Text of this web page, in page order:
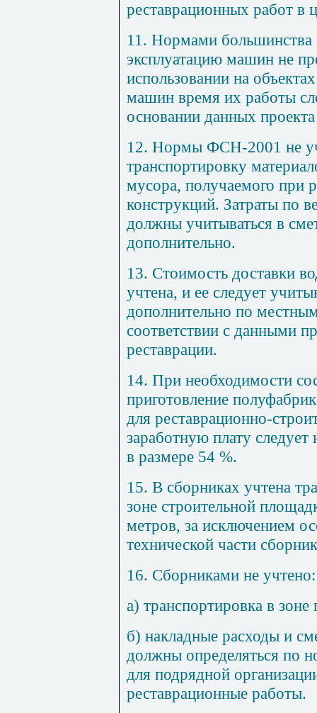
реставрационных работ в
11. Нормами большинства
эксплуатацию машин не
использовании на
машин время их работы
основании данных
12. Нормы ФСН-2001 не
транспортировку
мусора, получаемого при
конструкций. Затраты по
должны учитываться в
дополнительно.
1 3. Стоимость доставки
учтена, и ее следует
дополнительно по
соответствии с данными
реставрации.
14. При необходимости
приготовление
для реставрационно-строи
заработную плату
в размере 54 %.
15. В сборниках учтена
зоне строительной
метров, за исключением
технической части
16. Сборниками не учтено:
а) транспортировка в
б) накладные расходы и
должны определяться по
для подрядной
реставрационные работы.